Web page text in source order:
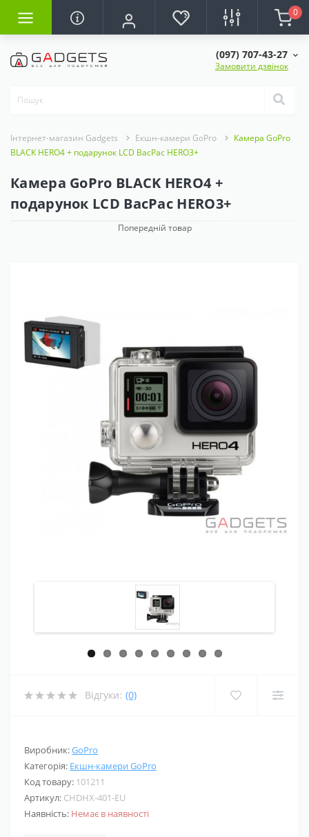
0
(097) 707-43-27
Замовити дзвінок
Інтернет-магазин Gadgets Екшн-камери GoPro
Камера GoPro
BLACK HERO4 + подарунок LCD BacPac HERO3+
Камера GoPro BLACK HERO4 +
подарунок LCD BacPac HERO3+
Попередній товар
Відгуки: (0)
Виробник:GoPro
Категорія: Екшн-камери GoPro
Код товару: 101211
Артикул: CHDHX-401-EU
Наявність: Немає в наявності